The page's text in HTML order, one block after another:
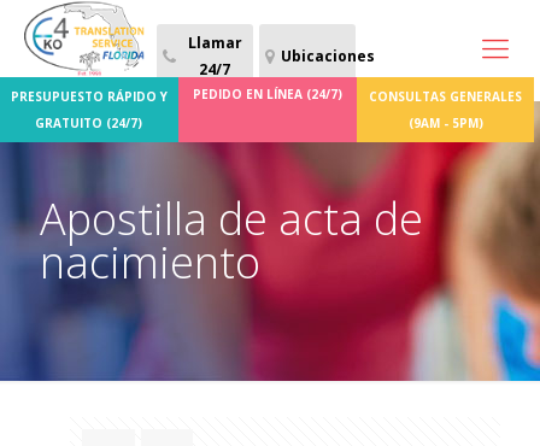
Llamar
24/7
Ubicaciones
Apostilla de acta de
nacimiento
PRESUPUESTO RÁPIDO Y
GRATUITO (24/7)
PEDIDO EN LÍNEA (24/7)
CONSULTAS GENERALES
(9AM - 5PM)